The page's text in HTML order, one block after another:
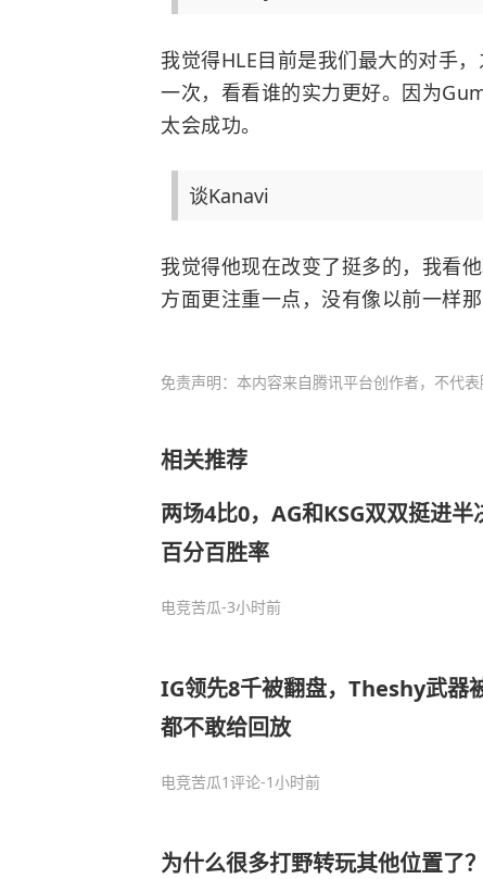
我觉得HLE目前是我们最大的对手
一次，看看谁的实力更好。因为
太会成功。
谈Kanavi
我觉得他现在改变了挺多的，我看
方面更注重一点，没有像以前一样
免责声明：本内容来自腾讯平台创作者，不代
相关推荐
两场4比0，AG和KSG双双挺进
百分百胜率
电竞苦瓜-3小时前
IG领先8千被翻盘，Theshy武器
都不敢给回放
电竞苦瓜1评论-1小时前
为什么很多打野转玩其他位置了